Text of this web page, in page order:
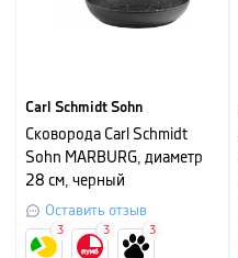
Carl Schmidt Sohn
Сковорода Carl Schmidt
Sohn MARBURG, диаметр
28 см, черный
Оставить отзыв
3 3 3